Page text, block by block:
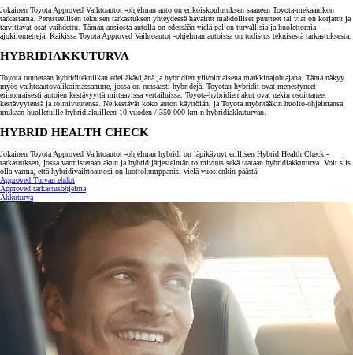
Jokainen Toyota Approved Vaihtoautot -ohjelman auto on erikoiskoulutuksen saaneen Toyota-mekaanikon
tarkastama. Perusteellisen teknisen tarkastuksen yhteydessä havaitut mahdolliset puutteet tai viat on korjattu ja
tarvittavat osat vaihdettu. Tämän ansiosta autolla on edessään vielä paljon turvallisia ja huolettomia
ajokilometrejä. Kaikissa Toyota Approved Vaihtoautot -ohjelman autoissa on todistus teknisestä tarkastuksesta.
HYBRIDIAKKUTURVA
Toyota tunnetaan hybriditekniikan edelläkävijänä ja hybridien ylivoimaisena markkinajohtajana. Tämä näkyy
myös vaihtoautovalikoimassamme, jossa on runsaasti hybridejä. Toyotan hybridit ovat menestyneet
erinomaisesti autojen kestävyyttä mittaavissa vertailuissa. Toyota-hybridien akut ovat nekin osoittaneet
kestävyytensä ja toimivuutensa. Ne kestävät koko auton käyttöiän, ja Toyota myöntääkin huolto-ohjelmansa
mukaan huolletuille hybridiakuilleen 10 vuoden / 350 000 km:n hybridiakkuturvan.
HYBRID HEALTH CHECK
Jokainen Toyota Approved Vaihtoautot -ohjelman hybridi on läpikäynyt erillisen Hybrid Health Check -
tarkastuksen, jossa varmistetaan akun ja hybridijärjestelmän toimivuus sekä taataan hybridiakkuturva. Voit siis
olla varma, että hybridivaihtoautosi on luottokumppanisi vielä vuosienkin päästä.
Approved Turvan ehdot
Approved tarkastusohjelma
Akkuturva